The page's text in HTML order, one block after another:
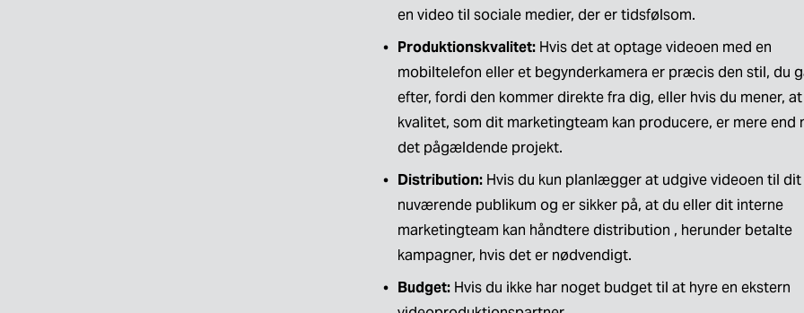
en video til sociale medier, der er tidsfølsom.
Produktionskvalitet: Hvis det at optage videoen med en
mobiltelefon eller et begynderkamera er præcis den stil, du
efter, fordi den kommer direkte fra dig, eller hvis du mener,
kvalitet, som dit marketingteam kan producere, er mere end
det pågældende projekt.
Distribution: Hvis du kun planlægger at udgive videoen til dit
nuværende publikum og er sikker på, at du eller dit interne
marketingteam kan håndtere distribution , herunder betalte
kampagner, hvis det er nødvendigt.
Budget: Hvis du ikke har noget budget til at hyre en ekstern